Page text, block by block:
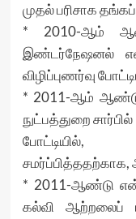
முதல் பரிசாக
* 2010-ஆம்
இண்டர்நேஷனல்
விழிப்புணர்வு
* 2011-ஆம்
நுட்பத்துறை
போட்டியில்,
சமர்ப்பித்ததற்காக,
* 2011-ஆண்டு என்
கல்வி ஆற்றலைப்